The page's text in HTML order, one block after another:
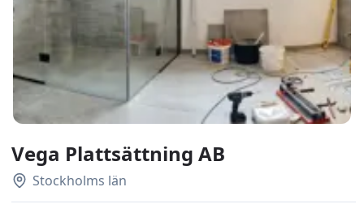
Vega Plattsättning AB
Stockholms län